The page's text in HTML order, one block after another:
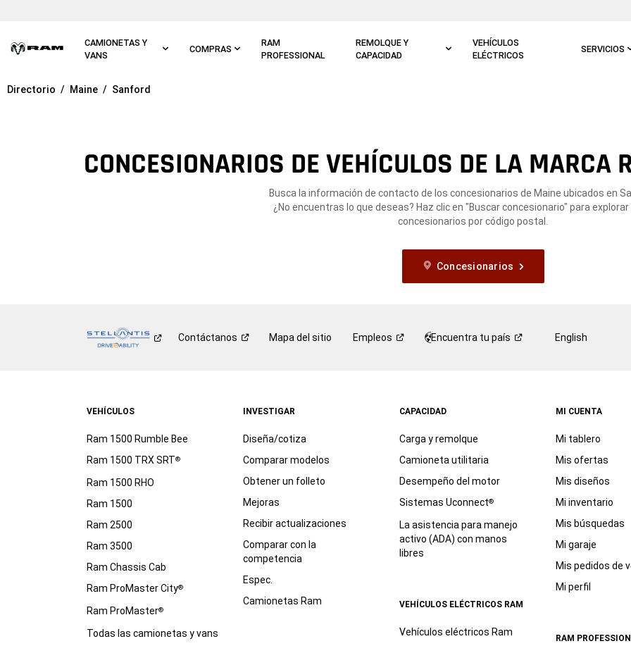
CAMIONETAS Y
VANS
COMPRAS
RAM
PROFESSIONAL
REMOLQUE Y
CAPACIDAD
VEHÍCULOS
ELÉCTRICOS
SERVICIOS
Ir a
Directorio Maine Sanford
CONCESIONARIOS DE VEHÍCULOS DE LA MARCA
Busca la información de contacto de los concesionarios de Maine ubicados en
¿No encuentras lo que deseas? Haz clic en "Buscar concesionario" para
concesionarios por código postal.
Concesionarios
Contáctanos Mapa del sitio Empleos Encuentra tu país English
VEHÍCULOS
Ram 1500 Rumble Bee
Ram 1500 TRX SRT®
Ram 1500 RHO
Ram 1500
Ram 2500
Ram 3500
Ram Chassis Cab
Ram ProMaster City®
Ram ProMaster®
Todas las camionetas y vans
INVESTIGAR
Diseña/cotiza
Comparar modelos
Obtener un folleto
Mejoras
Recibir actualizaciones
Comparar con la
competencia
Espec.
Camionetas Ram
CAPACIDAD
Carga y remolque
Camioneta utilitaria
Desempeño del motor
Sistemas Uconnect®
La asistencia para manejo
activo (ADA) con manos
libres
VEHÍCULOS ELÉCTRICOS RAM
Vehículos eléctricos Ram
MI CUENTA
Mi tablero
Mis ofertas
Mis diseños
Mi inventario
Mis búsquedas
Mi garaje
Mis pedidos de
Mi perfil
RAM